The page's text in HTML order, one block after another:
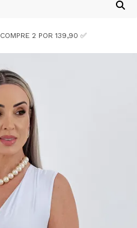
COMPRE 2 POR 139,90 ✅